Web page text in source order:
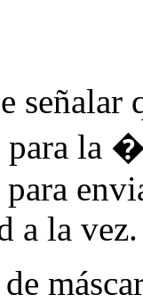
señalar
para
a la vez.